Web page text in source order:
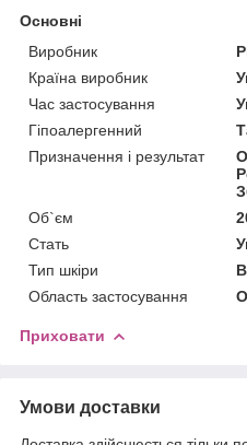
Основні
Виробник
Країна виробник
Час застосування
Гіпоалергенний
Призначення і результат
Об`єм
Стать
Тип шкіри
Область застосування
Приховати
Умови доставки